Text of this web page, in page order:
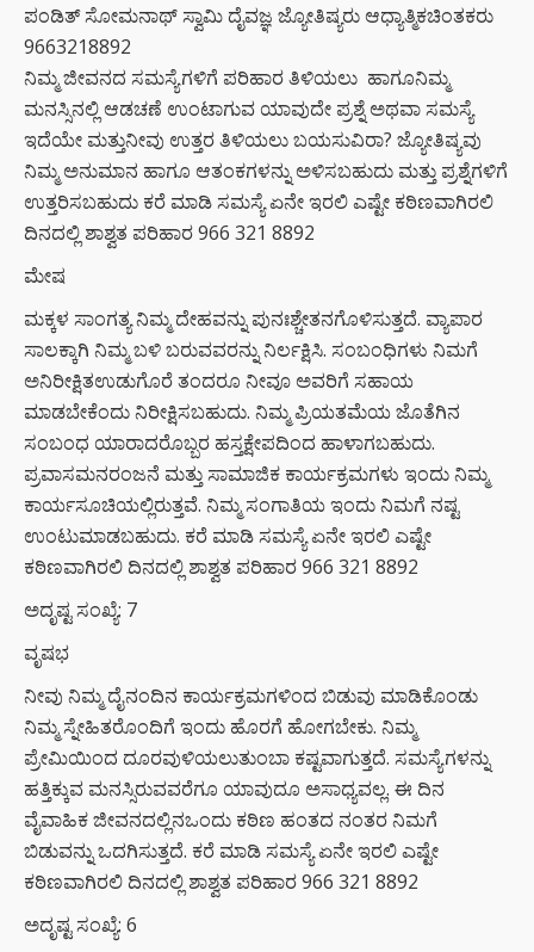
ಪಂಡಿತ್ ಸೋಮನಾಥ್ ಸ್ವಾಮಿ ದೈವಜ್ಞ ಜ್ಯೋತಿಷ್ಯರು ಆಧ್ಯಾತ್ಮಿಕಚಿಂತಕರು
9663218892
ನಿಮ್ಮ ಜೀವನದ ಸಮಸ್ಯೆಗಳಿಗೆ ಪರಿಹಾರ ತಿಳಿಯಲು ಹಾಗೂನಿಮ್ಮ
ಮನಸ್ಸಿನಲ್ಲಿ ಆಡಚಣೆ ಉಂಟಾಗುವ ಯಾವುದೇ ಪ್ರಶ್ನೆ ಅಥವಾ ಸಮಸ್ಯೆ
ಇದೆಯೇ ಮತ್ತುನೀವು ಉತ್ತರ ತಿಳಿಯಲು ಬಯಸುವಿರಾ? ಜ್ಯೋತಿಷ್ಯವು
ನಿಮ್ಮ ಅನುಮಾನ ಹಾಗೂ ಆತಂಕಗಳನ್ನು ಅಳಿಸಬಹುದು ಮತ್ತು ಪ್ರಶ್ನೆಗಳಿಗೆ
ಉತ್ತರಿಸಬಹುದು ಕರೆ ಮಾಡಿ ಸಮಸ್ಯೆ ಏನೇ ಇರಲಿ ಎಷ್ಟೇ ಕಠಿಣವಾಗಿರಲಿ
ದಿನದಲ್ಲಿ ಶಾಶ್ವತ ಪರಿಹಾರ 966 321 8892
ಮೇಷ
ಮಕ್ಕಳ ಸಾಂಗತ್ಯ ನಿಮ್ಮ ದೇಹವನ್ನು ಪುನಃಶ್ಚೇತನಗೊಳಿಸುತ್ತದೆ. ವ್ಯಾಪಾರ
ಸಾಲಕ್ಕಾಗಿ ನಿಮ್ಮ ಬಳಿ ಬರುವವರನ್ನು ನಿರ್ಲಕ್ಷಿಸಿ. ಸಂಬಂಧಿಗಳು ನಿಮಗೆ
ಅನಿರೀಕ್ಷಿತಉಡುಗೊರೆ ತಂದರೂ ನೀವೂ ಅವರಿಗೆ ಸಹಾಯ
ಮಾಡಬೇಕೆಂದು ನಿರೀಕ್ಷಿಸಬಹುದು. ನಿಮ್ಮ ಪ್ರಿಯತಮೆಯ ಜೊತೆಗಿನ
ಸಂಬಂಧ ಯಾರಾದರೊಬ್ಬರ ಹಸ್ತಕ್ಷೇಪದಿಂದ ಹಾಳಾಗಬಹುದು.
ಪ್ರವಾಸಮನರಂಜನೆ ಮತ್ತು ಸಾಮಾಜಿಕ ಕಾರ್ಯಕ್ರಮಗಳು ಇಂದು ನಿಮ್ಮ
ಕಾರ್ಯಸೂಚಿಯಲ್ಲಿರುತ್ತವೆ. ನಿಮ್ಮ ಸಂಗಾತಿಯ ಇಂದು ನಿಮಗೆ ನಷ್ಟ
ಉಂಟುಮಾಡಬಹುದು. ಕರೆ ಮಾಡಿ ಸಮಸ್ಯೆ ಏನೇ ಇರಲಿ ಎಷ್ಟೇ
ಕಠಿಣವಾಗಿರಲಿ ದಿನದಲ್ಲಿ ಶಾಶ್ವತ ಪರಿಹಾರ 966 321 8892
ಅದೃಷ್ಟ ಸಂಖ್ಯೆ: 7
ವೃಷಭ
ನೀವು ನಿಮ್ಮ ದೈನಂದಿನ ಕಾರ್ಯಕ್ರಮಗಳಿಂದ ಬಿಡುವು ಮಾಡಿಕೊಂಡು
ನಿಮ್ಮ ಸ್ನೇಹಿತರೊಂದಿಗೆ ಇಂದು ಹೊರಗೆ ಹೋಗಬೇಕು. ನಿಮ್ಮ
ಪ್ರೇಮಿಯಿಂದ ದೂರವುಳಿಯಲುತುಂಬಾ ಕಷ್ಟವಾಗುತ್ತದೆ. ಸಮಸ್ಯೆಗಳನ್ನು
ಹತ್ತಿಕ್ಕುವ ಮನಸ್ಸಿರುವವರೆಗೂ ಯಾವುದೂ ಅಸಾಧ್ಯವಲ್ಲ. ಈ ದಿನ
ವೈವಾಹಿಕ ಜೀವನದಲ್ಲಿನಒಂದು ಕಠಿಣ ಹಂತದ ನಂತರ ನಿಮಗೆ
ಬಿಡುವನ್ನು ಒದಗಿಸುತ್ತದೆ. ಕರೆ ಮಾಡಿ ಸಮಸ್ಯೆ ಏನೇ ಇರಲಿ ಎಷ್ಟೇ
ಕಠಿಣವಾಗಿರಲಿ ದಿನದಲ್ಲಿ ಶಾಶ್ವತ ಪರಿಹಾರ 966 321 8892
ಅದೃಷ್ಟ ಸಂಖ್ಯೆ: 6